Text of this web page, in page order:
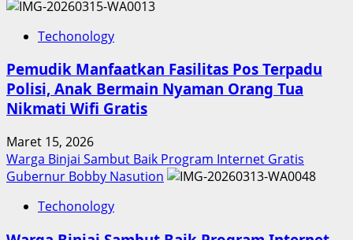
Techonology
Pemudik Manfaatkan Fasilitas Pos Terpadu
Polisi, Anak Bermain Nyaman Orang Tua
Nikmati Wifi Gratis
Maret 15, 2026
Warga Binjai Sambut Baik Program Internet Gratis
Gubernur Bobby Nasution
Techonology